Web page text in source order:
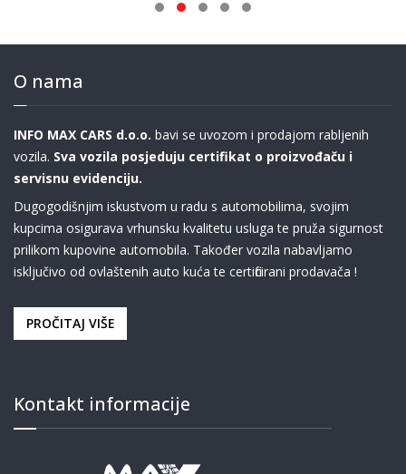
O nama
INFO MAX CARS d.o.o. bavi se uvozom i prodajom rabljenih
vozila. Sva vozila posjeduju certifikat o proizvođaču i
servisnu evidenciju.
Dugogodišnjim iskustvom u radu s automobilima, svojim
kupcima osigurava vrhunsku kvalitetu usluga te pruža sigurnost
prilikom kupovine automobila. Također vozila nabavljamo
isključivo od ovlaštenih auto kuća te certificirani prodavača !
PROČITAJ VIŠE
Kontakt informacije